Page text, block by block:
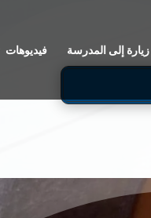
إلى المدرسة فيديوهات